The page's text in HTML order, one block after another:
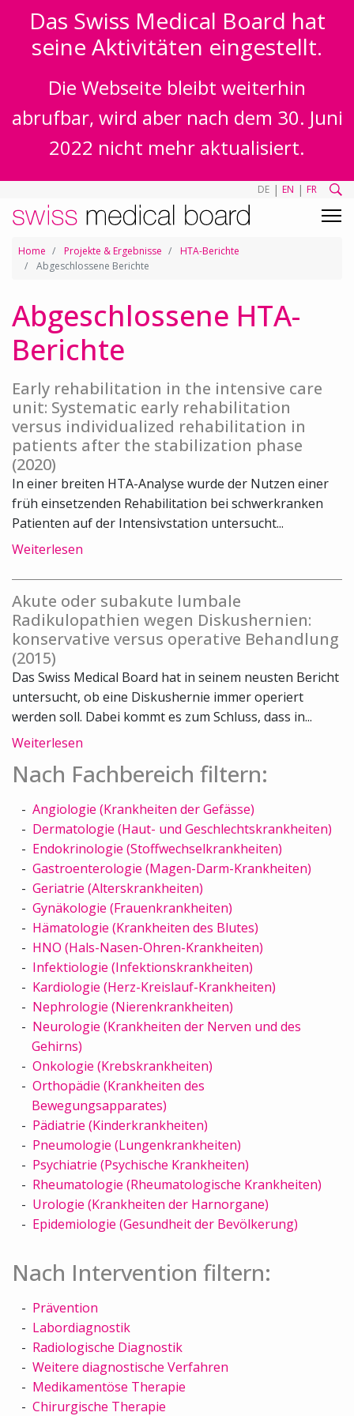
Das Swiss Medical Board hat
seine Aktivitäten eingestellt.
Die Webseite bleibt weiterhin
abrufbar, wird aber nach dem 30. Juni
2022 nicht mehr aktualisiert.
DE | EN | FR
Home Projekte & Ergebnisse
HTA-Berichte
Abgeschlossene Berichte
Abgeschlossene HTA-
Berichte
Early rehabilitation in the intensive care
unit: Systematic early rehabilitation
versus individualized rehabilitation in
patients after the stabilization phase
(2020)
In einer breiten HTA-Analyse wurde der Nutzen einer
früh einsetzenden Rehabilitation bei schwerkranken
Patienten auf der Intensivstation untersucht...
Weiterlesen
Akute oder subakute lumbale
Radikulopathien wegen Diskushernien:
konservative versus operative Behandlung
(2015)
Das Swiss Medical Board hat in seinem neusten Bericht
untersucht, ob eine Diskushernie immer operiert
werden soll. Dabei kommt es zum Schluss, dass in...
Weiterlesen
Nach Fachbereich filtern:
Angiologie (Krankheiten der Gefässe)
Dermatologie (Haut- und Geschlechtskrankheiten)
Endokrinologie (Stoffwechselkrankheiten)
Gastroenterologie (Magen-Darm-Krankheiten)
Geriatrie (Alterskrankheiten)
Gynäkologie (Frauenkrankheiten)
Hämatologie (Krankheiten des Blutes)
HNO (Hals-Nasen-Ohren-Krankheiten)
Infektiologie (Infektionskrankheiten)
Kardiologie (Herz-Kreislauf-Krankheiten)
Nephrologie (Nierenkrankheiten)
Neurologie (Krankheiten der Nerven und des
Gehirns)
Onkologie (Krebskrankheiten)
Orthopädie (Krankheiten des
Bewegungsapparates)
Pädiatrie (Kinderkrankheiten)
Pneumologie (Lungenkrankheiten)
Psychiatrie (Psychische Krankheiten)
Rheumatologie (Rheumatologische Krankheiten)
Urologie (Krankheiten der Harnorgane)
Epidemiologie (Gesundheit der Bevölkerung)
Nach Intervention filtern:
Prävention
Labordiagnostik
Radiologische Diagnostik
Weitere diagnostische Verfahren
Medikamentöse Therapie
Chirurgische Therapie